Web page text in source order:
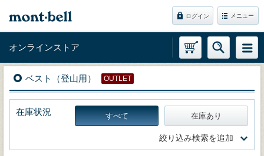
ログイン メニュー
オンラインストア
ベスト（登山用） OUTLET
在庫状況 すべて 在庫あり
絞り込み検索を追加